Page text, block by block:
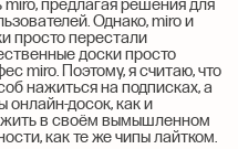
miro, предлагая решения для
Однако, miro и
просто перестали
доски просто
miro. Поэтому, я считаю, что
нажиться на подписках, а
онлайн-досок, как и
в своём вымышленном
как те же чипы лайтком.